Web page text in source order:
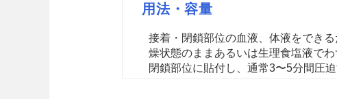
用法・容量
接着・閉鎖部位の血液、体液をでき
燥状態のままあるいは生理食塩液で
閉鎖部位に貼付し、通常3〜5分間圧迫